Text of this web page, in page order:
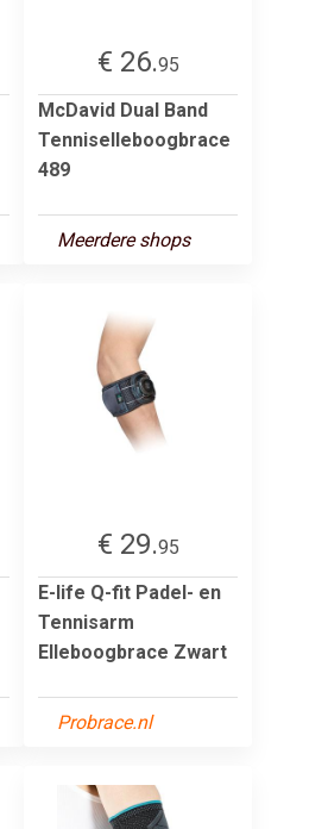
€ 26.95
McDavid Dual Band
Tenniselleboogbrace
489
Meerdere shops
€ 29.95
E-life Q-fit Padel- en
Tennisarm
Elleboogbrace Zwart
Probrace.nl